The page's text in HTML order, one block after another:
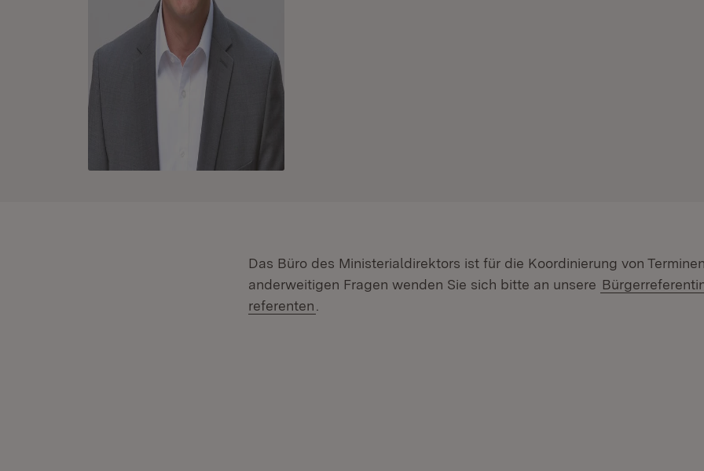
Das Büro des Ministerialdirektors ist für die Koordinierung von
anderweitigen Fragen wenden Sie sich bitte an unsere
referenten